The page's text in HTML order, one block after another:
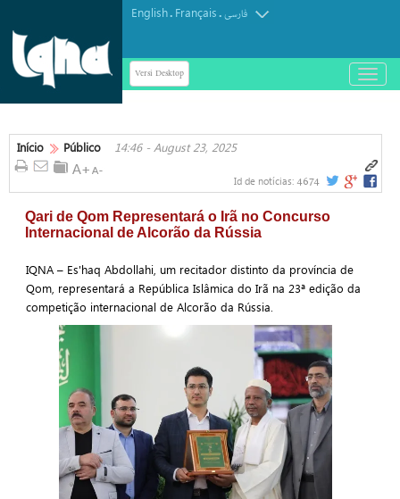
English. Français.فارسی
Versi Desktop
باز
و
کردن
Início Público 14:46 - August 23, 2025
Id de notícias: 4674
Qari de Qom Representará o Irã no Concurso
Internacional de Alcorão da Rússia
IQNA – Es'haq Abdollahi, um recitador distinto da província de
Qom, representará a República Islâmica do Irã na 23ª edição da
competição internacional de Alcorão da Rússia.